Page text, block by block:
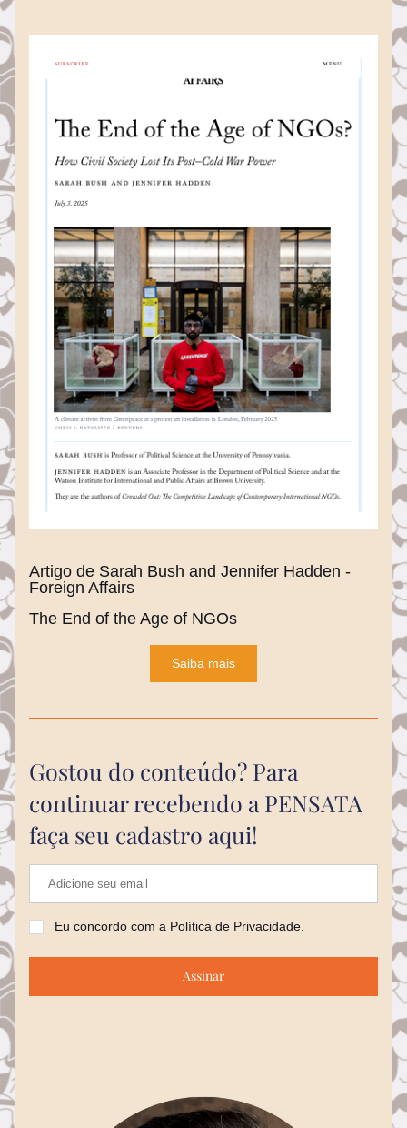
Artigo de Sarah Bush and Jennifer Hadden -
Foreign Affairs
The End of the Age of NGOs
Saiba mais
Gostou do conteúdo? Para
continuar recebendo a PENSATA
faça seu cadastro aqui!
Eu concordo com a Política de Privacidade.
Assinar